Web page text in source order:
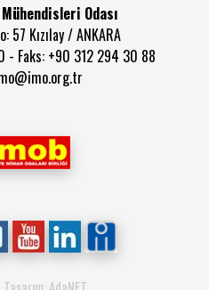
Odası
57 Kızılay / ANKARA
- Faks: +90 312 294 30 88